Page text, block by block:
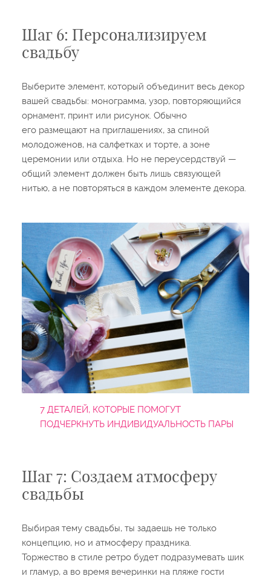
Шаг 6: Персонализируем
свадьбу
Выберите элемент, который объединит весь декор
вашей свадьбы: монограмма, узор, повторяющийся
орнамент, принт или рисунок. Обычно
его размещают на приглашениях, за спиной
молодоженов, на салфетках и торте, а зоне
церемонии или отдыха. Но не переусердствуй —
общий элемент должен быть лишь связующей
нитью, а не повторяться в каждом элементе декора.
7 ДЕТАЛЕЙ, КОТОРЫЕ ПОМОГУТ
ПОДЧЕРКНУТЬ ИНДИВИДУАЛЬНОСТЬ ПАРЫ
Шаг 7: Создаем атмосферу
свадьбы
Выбирая тему свадьбы, ты задаешь не только
концепцию, но и атмосферу праздника.
Торжество в стиле ретро будет подразумевать шик
и гламур, а во время вечеринки на пляже гости